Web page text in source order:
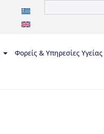
Φορείς & Υπηρεσίες Υγείας